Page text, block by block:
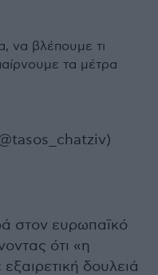
να βλέπουμε τι
τα μέτρα
στον ευρωπαϊκό
ότι «η
δουλειά